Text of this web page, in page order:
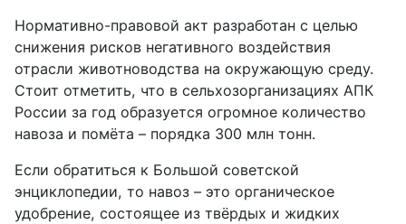
Нормативно-правовой акт разработан с целью
снижения рисков негативного воздействия
отрасли животноводства на окружающую среду.
Стоит отметить, что в сельхозорганизациях АПК
России за год образуется огромное количество
навоза и помёта – порядка 300 млн тонн.
Если обратиться к Большой советской
энциклопедии, то навоз – это органическое
удобрение, состоящее из твёрдых и жидких